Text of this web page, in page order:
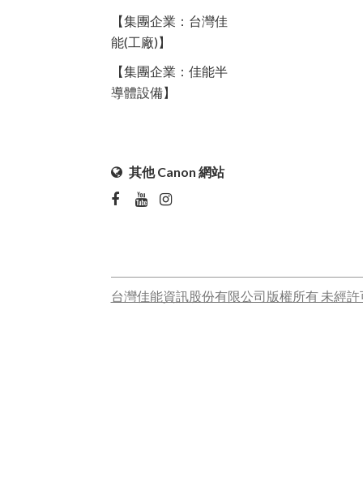
【集團企業：台灣佳
能(工廠)】
【集團企業：佳能半
導體設備】
其他 Canon 網站
台灣佳能資訊股份有限公司版權所有 未經